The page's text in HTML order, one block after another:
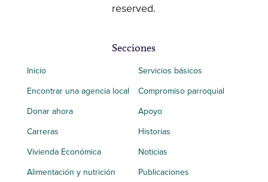
reserved.
Secciones
Inicio
Encontrar una agencia local
Donar ahora
Carreras
Vivienda Económica
Alimentación y nutrición
Servicios básicos
Compromiso parroquial
Apoyo
Historias
Noticias
Publicaciones